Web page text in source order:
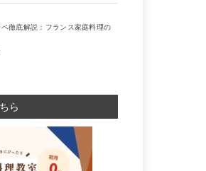
徹底解説：フランス家庭料理の
ら